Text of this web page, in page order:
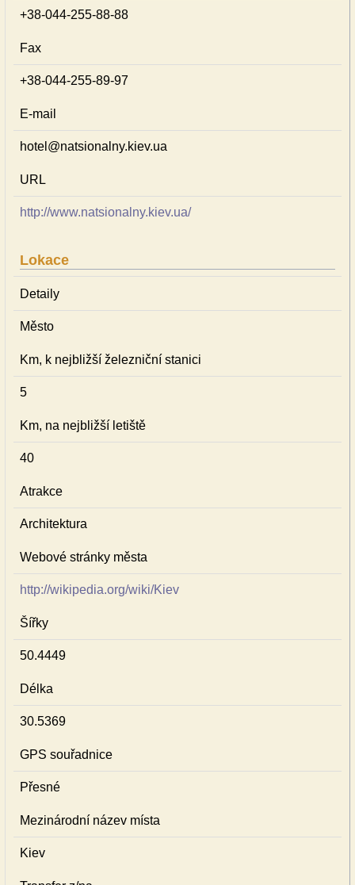
+38-044-255-88-88
Fax
+38-044-255-89-97
E-mail
hotel@natsionalny.kiev.ua
URL
http://www.natsionalny.kiev.ua/
Lokace
Detaily
Město
Km, k nejbližší železniční stanici
5
Km, na nejbližší letiště
40
Atrakce
Architektura
Webové stránky města
http://wikipedia.org/wiki/Kiev
Šířky
50.4449
Délka
30.5369
GPS souřadnice
Přesné
Mezinárodní název místa
Kiev